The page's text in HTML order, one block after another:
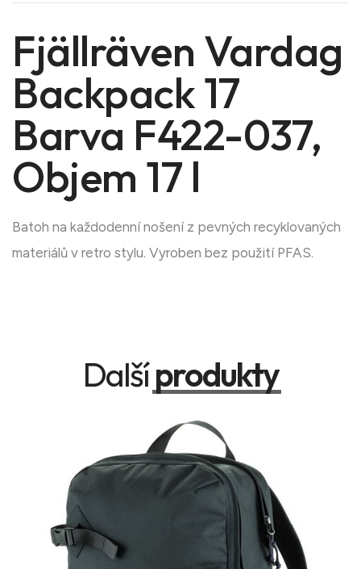
Fjällräven Vardag
Backpack 17
Barva F422-037,
Objem 17 l
Batoh na každodenní nošení z pevných recyklovaných
materiálů v retro stylu. Vyroben bez použití PFAS.
Dalšíprodukty